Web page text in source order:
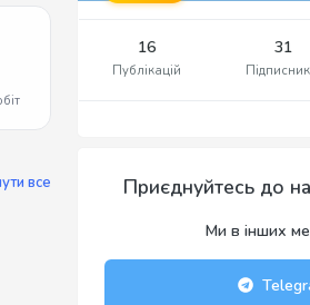
все
16
Публікацій
31
Приєднуйтесь до
Ми в інших